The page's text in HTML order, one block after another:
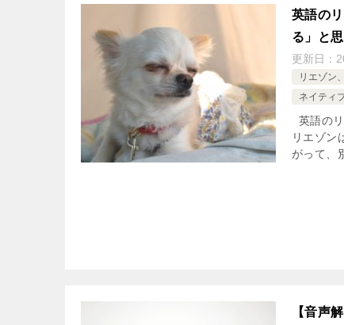
英語の
る」と
更新日：
リエゾン
ネイティ
英語の
リエゾン
がって、
【音声